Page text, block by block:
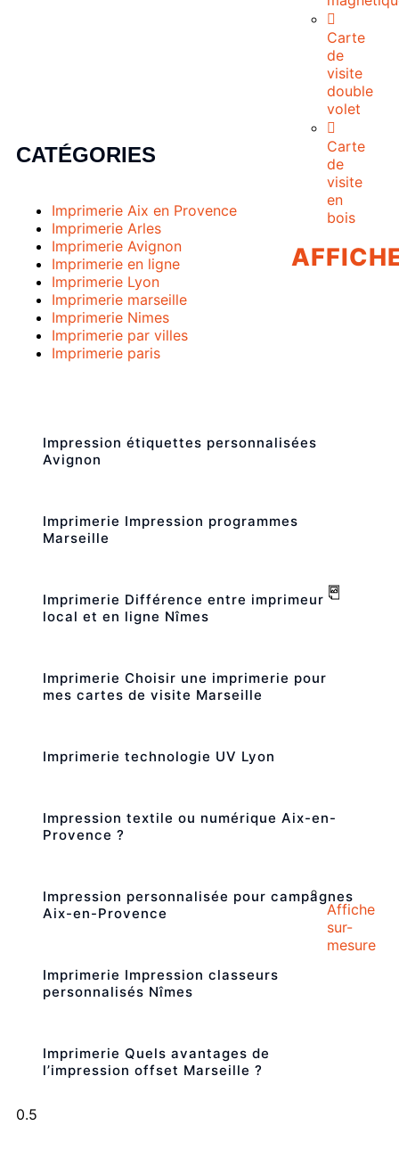
Carte
de
visite
double
volet
Carte
de
visite
en
bois
Affiche
sur-
mesure
CATÉGORIES
Imprimerie Aix en Provence
Imprimerie Arles
Imprimerie Avignon
Imprimerie en ligne
Imprimerie Lyon
Imprimerie marseille
Imprimerie Nimes
Imprimerie par villes
Imprimerie paris
Impression étiquettes personnalisées
Avignon
Imprimerie Impression programmes
Marseille
Imprimerie Différence entre imprimeur
local et en ligne Nîmes
Imprimerie Choisir une imprimerie pour
mes cartes de visite Marseille
Imprimerie technologie UV Lyon
Impression textile ou numérique Aix-en-
Provence ?
Impression personnalisée pour campagnes
Aix-en-Provence
Imprimerie Impression classeurs
personnalisés Nîmes
Imprimerie Quels avantages de
l’impression offset Marseille ?